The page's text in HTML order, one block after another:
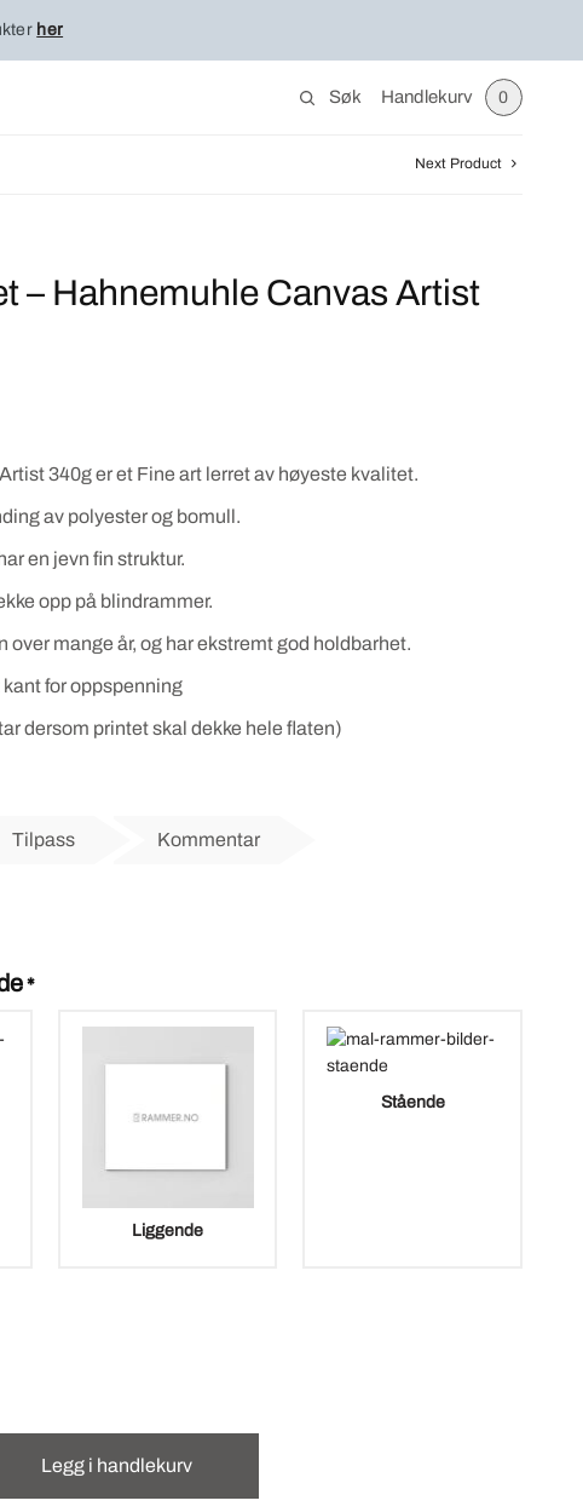
her
Søk Handlekurv 0
Next Product
– Hahnemuhle Canvas Artist
340g er et Fine art lerret av høyeste kvalitet.
av polyester og bomull.
en jevn fin struktur.
opp på blindrammer.
over mange år, og har ekstremt god holdbarhet.
for oppspenning
dersom printet skal dekke hele flaten)
Tilpass Kommentar
*
Liggende
Stående
Legg i handlekurv